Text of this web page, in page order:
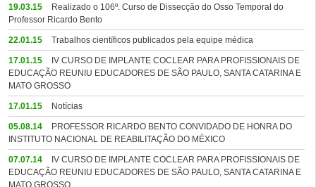
19.03.15
Realizado o 106º. Curso de Dissecção do Osso Temporal do
Professor Ricardo Bento
22.01.15 Trabalhos científicos publicados pela equipe médica
17.01.15
IV CURSO DE IMPLANTE COCLEAR PARA PROFISSIONAIS DE
EDUCAÇÃO REUNIU EDUCADORES DE SÃO PAULO, SANTA CATARINA E
MATO GROSSO
17.01.15 Notícias
05.08.14
PROFESSOR RICARDO BENTO CONVIDADO DE HONRA DO
INSTITUTO NACIONAL DE REABILITAÇÃO DO MÉXICO
07.07.14
IV CURSO DE IMPLANTE COCLEAR PARA PROFISSIONAIS DE
EDUCAÇÃO REUNIU EDUCADORES DE SÃO PAULO, SANTA CATARINA E
MATO GROSSO